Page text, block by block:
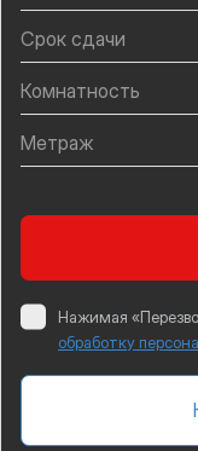
Срок сдачи
Комнатность
Метраж
Нажимая
обработку